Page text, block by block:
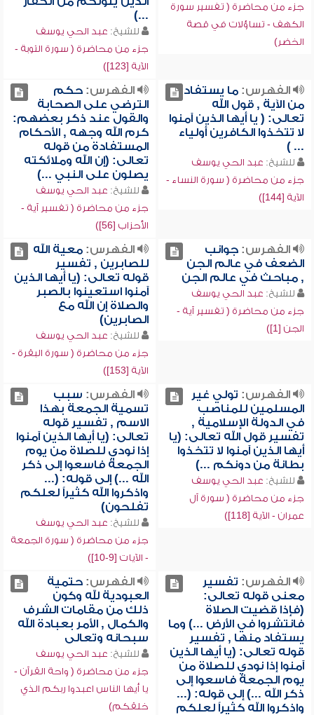
جزء من محاضرة ( تفسير سورة
الكهف - تساؤلات في قصة
الخضر)
...)
للشيخ: عبد الحي يوسف
جزء من محاضرة ( سورة التوبة -
الآية [123])
الفهرس:ما يستفاد
من الآية , قول الله
تعالى: ( يا أيها الذين آمنوا
لا تتخذوا الكافرين أولياء
... )
للشيخ: عبد الحي يوسف
جزء من محاضرة ( سورة النساء -
الآية [144])
الفهرس:حكم
الترضي على الصحابة
والقول عند ذكر بعضهم:
كرم الله وجهه , الأحكام
المستفادة من قوله
تعالى: (إن الله وملائكته
يصلون على النبي ...)
للشيخ: عبد الحي يوسف
جزء من محاضرة ( تفسير آية -
الأحزاب [56])
الفهرس:جوانب
الضعف في عالم الجن
, مباحث في عالم الجن
للشيخ: عبد الحي يوسف
جزء من محاضرة ( تفسير آية -
الجن [1])
الفهرس:معية الله
للصابرين , تفسير
قوله تعالى: (يا أيها الذين
آمنوا استعينوا بالصبر
والصلاة إن الله مع
الصابرين)
للشيخ: عبد الحي يوسف
جزء من محاضرة ( سورة البقرة -
الآية [153])
الفهرس: تولي غير
المسلمين للمناصب
في الدولة الإسلامية ,
تفسير قول الله تعالى: (يا
أيها الذين آمنوا لا تتخذوا
بطانة من دونكم ...)
للشيخ: عبد الحي يوسف
جزء من محاضرة ( سورة آل
عمران - الآية [118])
الفهرس: سبب
تسمية الجمعة بهذا
الاسم , تفسير قوله
تعالى: (يا أيها الذين آمنوا
إذا نودي للصلاة من يوم
الجمعة فاسعوا إلى ذكر
الله ...) إلى قوله: (...
واذكروا الله كثيراً لعلكم
تفلحون)
للشيخ: عبد الحي يوسف
جزء من محاضرة ( سورة الجمعة
- الآيات [9-10])
الفهرس: تفسير
معنى قوله تعالى:
(فإذا قضيت الصلاة
فانتشروا في الأرض ...) وما
يستفاد منها , تفسير
قوله تعالى: (يا أيها الذين
آمنوا إذا نودي للصلاة من
يوم الجمعة فاسعوا إلى
ذكر الله ...) إلى قوله: (...
واذكروا الله كثيراً لعلكم
الفهرس:حتمية
العبودية لله وكون
ذلك من مقامات الشرف
والكمال , الأمر بعبادة الله
سبحانه وتعالى
للشيخ: عبد الحي يوسف
جزء من محاضرة ( واحة القرآن -
يا أيها الناس اعبدوا ربكم الذي
خلقكم)